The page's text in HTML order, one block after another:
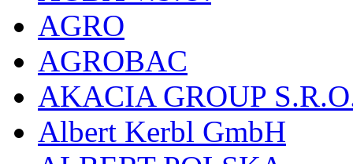
AGRO
AGROBAC
AKACIA GROUP
Albert Kerbl GmbH